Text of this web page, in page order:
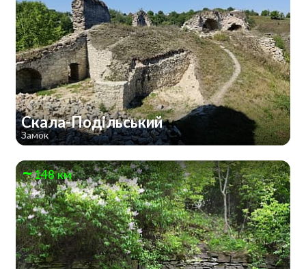
Скала-Подільський
Замок
148 км